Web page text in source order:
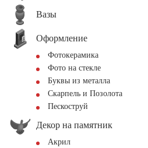
Вазы
Оформление
Фотокерамика
Фото на стекле
Буквы из металла
Скарпель и Позолота
Пескоструй
Декор на памятник
Акрил